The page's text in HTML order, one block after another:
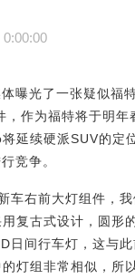
0:00:00
光了一张疑似福
，作为福特将于明年
延续硬派SUV的定
竞争。
右前大灯组件，我
复古式设计，圆形
日间行车灯，这与
灯组非常相似，所